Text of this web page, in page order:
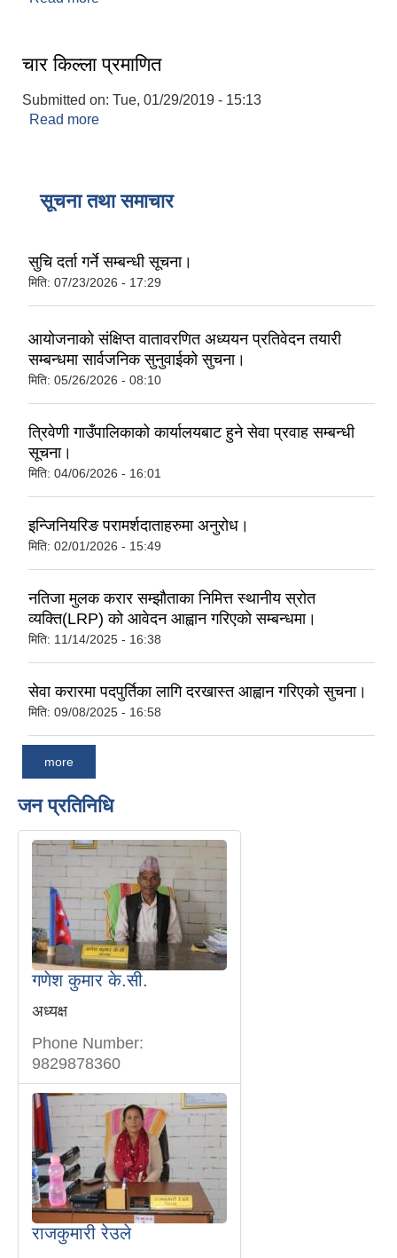
चार किल्ला प्रमाणित
Submitted on: Tue, 01/29/2019 - 15:13
Read more
सूचना तथा समाचार
सुचि दर्ता गर्ने सम्बन्धी सूचना।
मिति: 07/23/2026 - 17:29
आयोजनाको संक्षिप्‍त वातावरणित अध्ययन प्रतिवेदन तयारी
सम्बन्धमा सार्वजनिक सुनुवाईको सुचना।
मिति: 05/26/2026 - 08:10
त्रिवेणी गाउँपालिकाको कार्यालयबाट हुने सेवा प्रवाह सम्बन्धी
सूचना।
मिति: 04/06/2026 - 16:01
इन्जिनियरिङ परामर्शदाताहरुमा अनुरोध।
मिति: 02/01/2026 - 15:49
नतिजा मुलक करार सम्झौताका निमित्त स्थानीय स्रोत
व्यक्ति(LRP) को आवेदन आह्वान गरिएको सम्बन्धमा।
मिति: 11/14/2025 - 16:38
सेवा करारमा पदपुर्तिका लागि दरखास्त आह्वान गरिएको सुचना।
मिति: 09/08/2025 - 16:58
more
जन प्रतिनिधि
गणेश कुमार के.सी.
अध्यक्ष
Phone Number:
9829878360
राजकुमारी रेउले